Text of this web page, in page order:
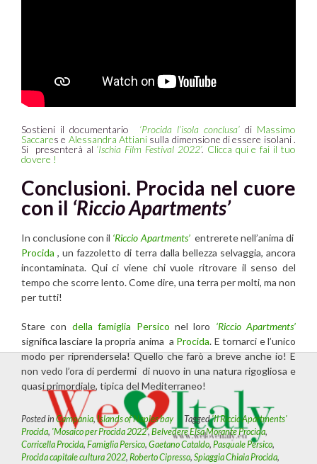
Sostieni il documentario ‘Procida l’isola conclusa’ di Massimo
Saccares e Alessandra Attiani sulla dimensione di essere isolani .
Si presenterà al ‘Ischia Film Festival 2022’. Clicca qui e fai il tuo
dovere !
Conclusioni. Procida nel cuore
con il ‘Riccio Apartments’
In conclusione con il ‘Riccio Apartments’entrerete nell’anima di
Procida , un fazzoletto di terra dalla bellezza selvaggia, ancora
incontaminata. Qui ci viene chi vuole ritrovare il senso del
tempo che scorre lento. Come dire, una terra per molti, ma non
per tutti!
Stare con della famiglia Persico nel loro ‘Riccio Apartments’
significa lasciare la propria anima a Procida. E tornarci e l’unico
modo per riprendersela! Quello che farò a breve anche io! E
non vedo l’ora di perdermi di nuovo in una natura rigogliosa e
quasi primordiale, tipica del Mediterraneo!
Posted in Campania,Islands of Naples bay Tagged'Il Riccio Apartments'
Procida, 'Mosaico per Procida 2022', Belvedere Elsa Morante Procida,
Corricella Procida, Famiglia Persico, Gaetano Cataldo, Pasquale Persico,
Procida capitale cultura 2022, Roberto Cipresso, Spiaggia Chiaia Procida,